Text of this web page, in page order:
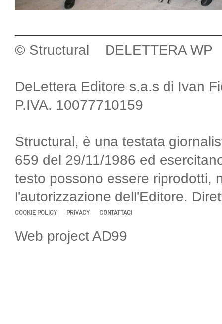
© Structural DELETTERA WP
DeLettera Editore s.a.s di Ivan
P.IVA. 10077710159
Structural, è una testata
659 del 29/11/1986 ed
testo possono essere riprodotti,
l'autorizzazione dell'Editore.
COOKIE POLICY PRIVACY CONTATTACI
Web project AD99